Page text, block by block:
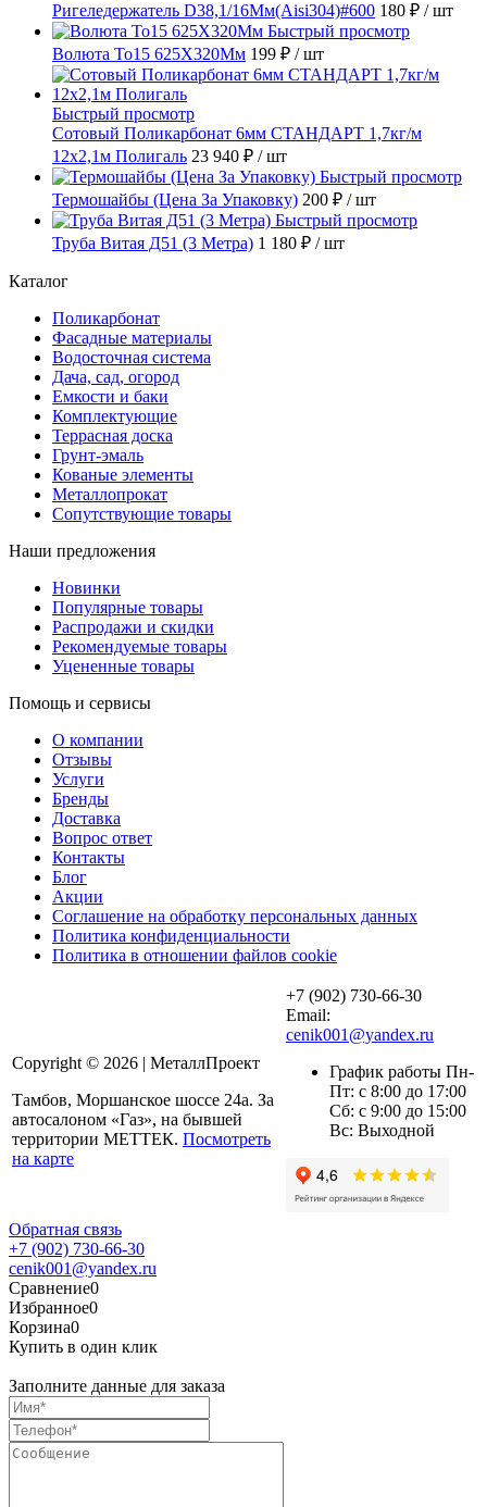
Ригеледержатель D38,1/16Мм(Aisi304)#600 180 ₽ / шт
Быстрый просмотр
Волюта То15 625X320Мм 199 ₽ / шт
Быстрый просмотр
Сотовый Поликарбонат 6мм СТАНДАРТ 1,7кг/м
12х2,1м Полигаль 23 940 ₽ / шт
Быстрый просмотр
Термошайбы (Цена За Упаковку) 200 ₽ / шт
Быстрый просмотр
Труба Витая Д51 (3 Метра) 1 180 ₽ / шт
Каталог
Поликарбонат
Фасадные материалы
Водосточная система
Дача, сад, огород
Емкости и баки
Комплектующие
Террасная доска
Грунт-эмаль
Кованые элементы
Металлопрокат
Сопутствующие товары
Наши предложения
Новинки
Популярные товары
Распродажи и скидки
Рекомендуемые товары
Уцененные товары
Помощь и сервисы
О компании
Отзывы
Услуги
Бренды
Доставка
Вопрос ответ
Контакты
Блог
Акции
Соглашение на обработку персональных данных
Политика конфиденциальности
Политика в отношении файлов cookie
Copyright © 2026 | МеталлПроект
Тамбов, Моршанское шоссе 24а. За
автосалоном «Газ», на бывшей
территории МЕТТЕК. Посмотреть
на карте
+7 (902) 730-66-30
Email:
cenik001@yandex.ru
График работы Пн-
Пт: с 8:00 до 17:00
Сб: с 9:00 до 15:00
Вс: Выходной
Обратная связь
+7 (902) 730-66-30
cenik001@yandex.ru
Сравнение0
Избранное0
Корзина0
Купить в один клик
Заполните данные для заказа